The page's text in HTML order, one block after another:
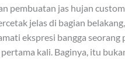
pembuatan jas hujan
jelas di bagian
ekspresi bangga
kali. Baginya, itu